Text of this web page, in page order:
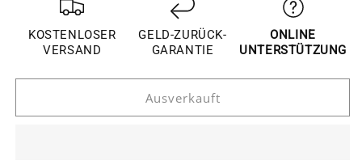
Lexus
RC
Mittelkonsole
Aufbewahrungsbox
Lexus
Mittelkonsole
Armlehne
Aufbewahrungsbox
KOSTENLOSER
VERSAND
GELD-ZURÜCK-
GARANTIE
ONLINE
UNTERSTÜTZUNG
Ausverkauft